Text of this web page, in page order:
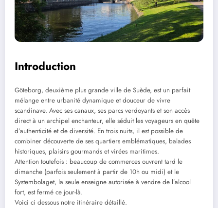
Introduction
Göteborg, deuxième plus grande ville de Suède, est un parfait
mélange entre urbanité dynamique et douceur de vivre
scandinave. Avec ses canaux, ses parcs verdoyants et son accès
direct à un archipel enchanteur, elle séduit les voyageurs en quête
d’authenticité et de diversité. En trois nuits, il est possible de
combiner découverte de ses quartiers emblématiques, balades
historiques, plaisirs gourmands et virées maritimes.
Attention toutefois : beaucoup de commerces ouvrent tard le
dimanche (parfois seulement à partir de 10h ou midi) et le
Systembolaget, la seule enseigne autorisée à vendre de l’alcool
fort, est fermé ce jour-là.
Voici ci dessous notre itinéraire détaillé.